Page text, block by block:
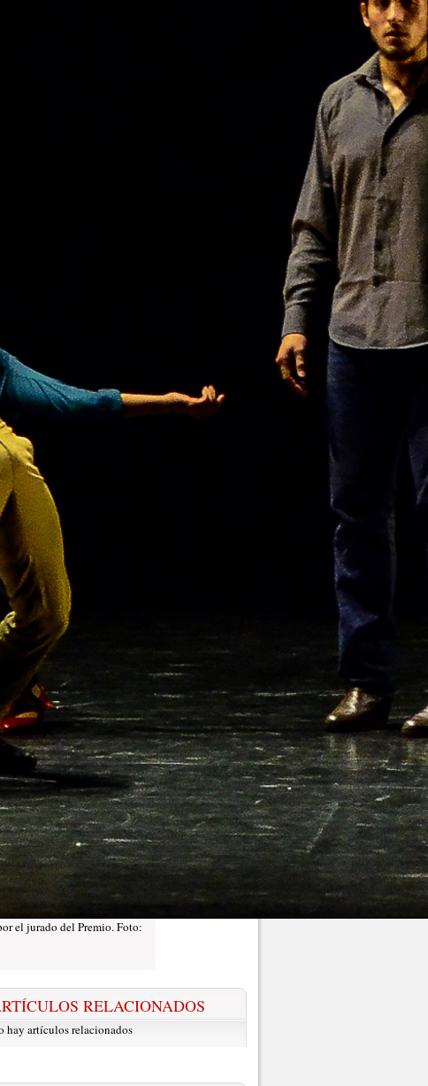
el jurado del Premio. Foto:
RELACIONADOS
hay artículos relacionados